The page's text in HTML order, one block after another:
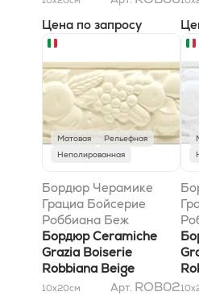
Цена по запросу
Матовая
Рельефная
Неполированная
Бордюр Черамике
Грациа Бойсерие
Роббиана Беж
Кракеле 8x20
Бордюр Ceramiche
Grazia Boiserie
Robbiana Beige
Craquele 8x20
10x20см Арт. ROB02